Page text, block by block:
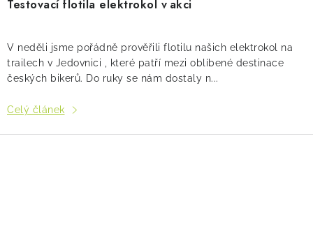
Testovací flotila elektrokol v akci
V neděli jsme pořádně prověřili flotilu našich elektrokol na
trailech v Jedovnici , které patří mezi oblíbené destinace
českých bikerů. Do ruky se nám dostaly n...
Celý článek